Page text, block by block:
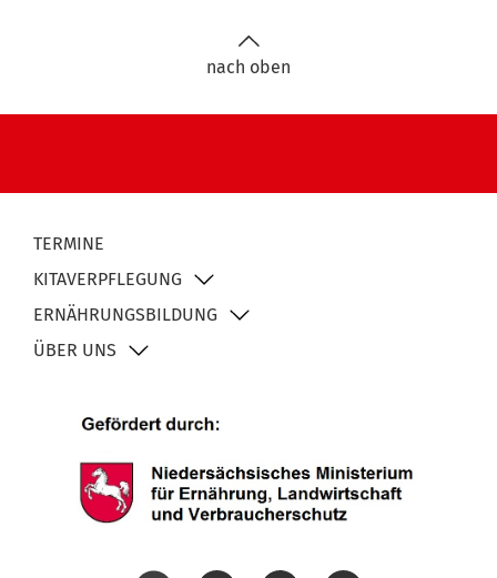
nach oben
TERMINE
KITAVERPFLEGUNG
ERNÄHRUNGSBILDUNG
ÜBER UNS